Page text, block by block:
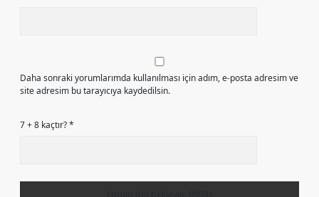
Daha sonraki yorumlarımda kullanılması için adım, e-posta adresim ve
site adresim bu tarayıcıya kaydedilsin.
7 + 8 kaçtır?*